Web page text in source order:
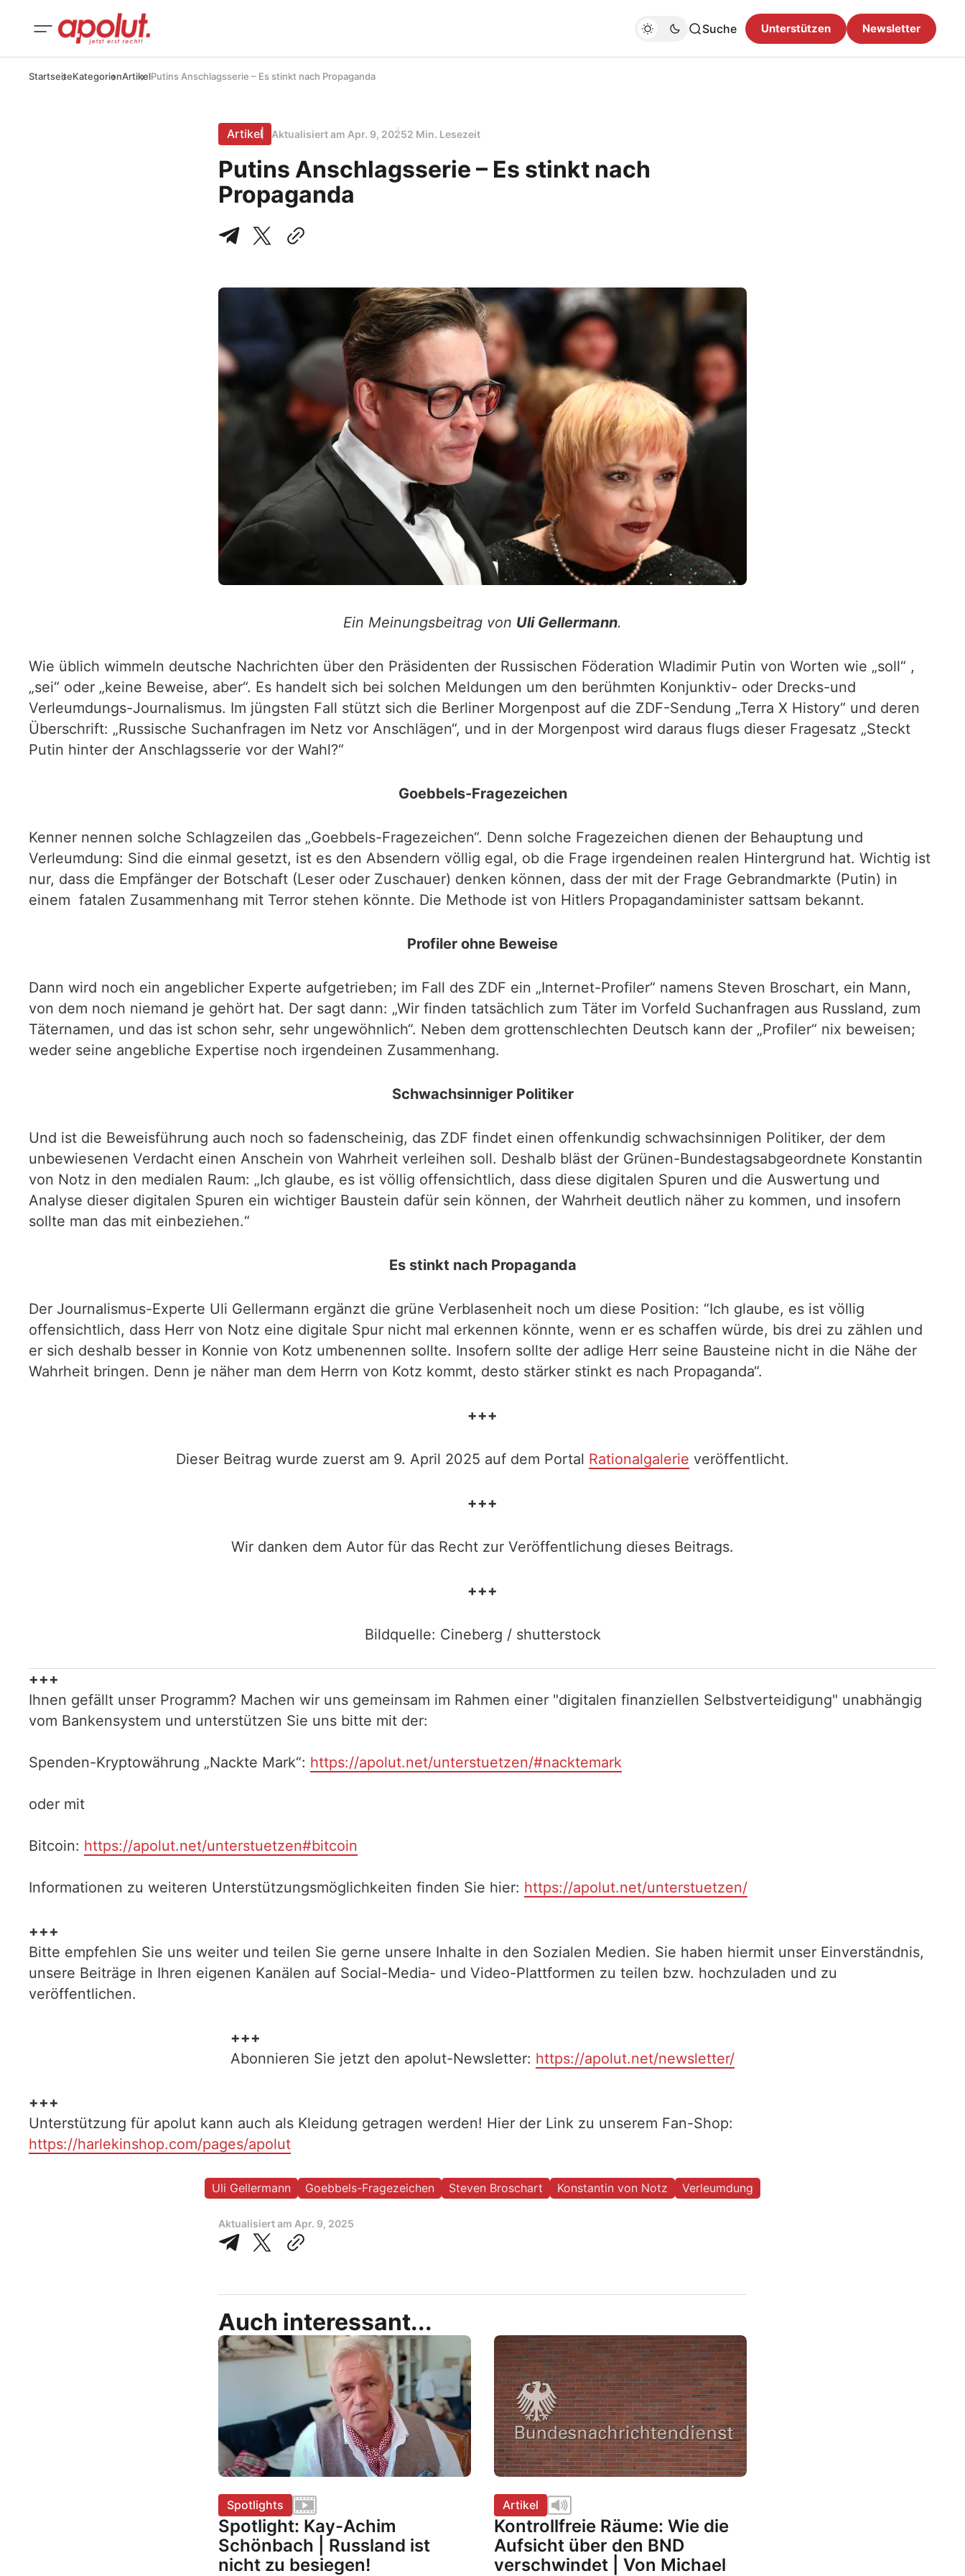
Suche Unterstützen Newsletter
StartseiteKategorienArtikelPutins Anschlagsserie – Es stinkt nach Propaganda
Artikel Aktualisiert am Apr. 9, 20252 Min. Lesezeit
Putins Anschlagsserie – Es stinkt nach
Propaganda
Ein Meinungsbeitrag von Uli Gellermann.
Wie üblich wimmeln deutsche Nachrichten über den Präsidenten der Russischen Föderation Wladimir Putin von Worten wie „soll“ ,
„sei“ oder „keine Beweise, aber“. Es handelt sich bei solchen Meldungen um den berühmten Konjunktiv- oder Drecks-und
Verleumdungs-Journalismus. Im jüngsten Fall stützt sich die Berliner Morgenpost auf die ZDF-Sendung „Terra X History“ und deren
Überschrift: „Russische Suchanfragen im Netz vor Anschlägen“, und in der Morgenpost wird daraus flugs dieser Fragesatz „Steckt
Putin hinter der Anschlagsserie vor der Wahl?“
Goebbels-Fragezeichen
Kenner nennen solche Schlagzeilen das „Goebbels-Fragezeichen“. Denn solche Fragezeichen dienen der Behauptung und
Verleumdung: Sind die einmal gesetzt, ist es den Absendern völlig egal, ob die Frage irgendeinen realen Hintergrund hat. Wichtig ist
nur, dass die Empfänger der Botschaft (Leser oder Zuschauer) denken können, dass der mit der Frage Gebrandmarkte (Putin) in
einem fatalen Zusammenhang mit Terror stehen könnte. Die Methode ist von Hitlers Propagandaminister sattsam bekannt.
Profiler ohne Beweise
Dann wird noch ein angeblicher Experte aufgetrieben; im Fall des ZDF ein „Internet-Profiler“ namens Steven Broschart, ein Mann,
von dem noch niemand je gehört hat. Der sagt dann: „Wir finden tatsächlich zum Täter im Vorfeld Suchanfragen aus Russland, zum
Täternamen, und das ist schon sehr, sehr ungewöhnlich“. Neben dem grottenschlechten Deutsch kann der „Profiler“ nix beweisen;
weder seine angebliche Expertise noch irgendeinen Zusammenhang.
Schwachsinniger Politiker
Und ist die Beweisführung auch noch so fadenscheinig, das ZDF findet einen offenkundig schwachsinnigen Politiker, der dem
unbewiesenen Verdacht einen Anschein von Wahrheit verleihen soll. Deshalb bläst der Grünen-Bundestagsabgeordnete Konstantin
von Notz in den medialen Raum: „Ich glaube, es ist völlig offensichtlich, dass diese digitalen Spuren und die Auswertung und
Analyse dieser digitalen Spuren ein wichtiger Baustein dafür sein können, der Wahrheit deutlich näher zu kommen, und insofern
sollte man das mit einbeziehen.“
Es stinkt nach Propaganda
Der Journalismus-Experte Uli Gellermann ergänzt die grüne Verblasenheit noch um diese Position: “Ich glaube, es ist völlig
offensichtlich, dass Herr von Notz eine digitale Spur nicht mal erkennen könnte, wenn er es schaffen würde, bis drei zu zählen und
er sich deshalb besser in Konnie von Kotz umbenennen sollte. Insofern sollte der adlige Herr seine Bausteine nicht in die Nähe der
Wahrheit bringen. Denn je näher man dem Herrn von Kotz kommt, desto stärker stinkt es nach Propaganda“.
+++
Dieser Beitrag wurde zuerst am 9. April 2025 auf dem Portal Rationalgalerie veröffentlicht.
+++
Wir danken dem Autor für das Recht zur Veröffentlichung dieses Beitrags.
+++
Bildquelle: Cineberg / shutterstock
+++
Ihnen gefällt unser Programm? Machen wir uns gemeinsam im Rahmen einer "digitalen finanziellen Selbstverteidigung" unabhängig
vom Bankensystem und unterstützen Sie uns bitte mit der:
Spenden-Kryptowährung „Nackte Mark“: https://apolut.net/unterstuetzen/#nacktemark
oder mit
Bitcoin: https://apolut.net/unterstuetzen#bitcoin
Informationen zu weiteren Unterstützungsmöglichkeiten finden Sie hier: https://apolut.net/unterstuetzen/
+++
Bitte empfehlen Sie uns weiter und teilen Sie gerne unsere Inhalte in den Sozialen Medien. Sie haben hiermit unser Einverständnis,
unsere Beiträge in Ihren eigenen Kanälen auf Social-Media- und Video-Plattformen zu teilen bzw. hochzuladen und zu
veröffentlichen.
+++
Abonnieren Sie jetzt den apolut-Newsletter: https://apolut.net/newsletter/
+++
Unterstützung für apolut kann auch als Kleidung getragen werden! Hier der Link zu unserem Fan-Shop:
https://harlekinshop.com/pages/apolut
Uli Gellermann Goebbels-Fragezeichen Steven Broschart Konstantin von Notz Verleumdung
Aktualisiert am Apr. 9, 2025
Auch interessant...
Spotlights
Spotlight: Kay-Achim
Schönbach | Russland ist
nicht zu besiegen!
Artikel
Kontrollfreie Räume: Wie die
Aufsicht über den BND
verschwindet | Von Michael